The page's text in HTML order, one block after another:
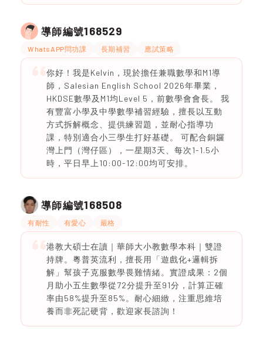
導師編號168529
WhatsAPP問功課 長期補習 應試策略
你好！我是Kelvin，現於擔任兼職數學和M1導
師，Salesian English School 2026年畢業，
HKDSE數學及M1均Level 5，前數學會會長。 我
有豐富小學及中學數學補習經驗，擅長以互動
方式拆解概念、提供練習題，並耐心指導功
課，特別適合小三學生打好基礎。 可配合銅鑼
灣上門（灣仔區），一星期3天、每次1-1.5小
時，平日早上10:00-12:00均可安排。
導師編號168508
有耐性 有愛心 嚴格
港教大碩士在讀｜華師大小教數學本科｜雙證
持牌。粵普英流利，擅長用「遊戲化+邏輯拆
解」幫孩子克服數學畏難情緒。實證成果：2個
月助小五生數學從72分提升至91分，計算正確
率由58%提升至85%。耐心細緻，注重思維培
養而非死記硬背，歡迎家長諮詢！